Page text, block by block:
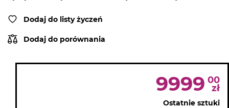
Dodaj do listy życzeń
Dodaj do porównania
9999 00
zł
Ostatnie sztuki